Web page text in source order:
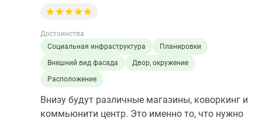
Достоинства
Социальная инфраструктура
Планировки
Внешний вид фасада
Двор, окружение
Расположение
Внизу будут различные магазины, коворкинг и
коммьюнити центр. Это именно то, что нужно